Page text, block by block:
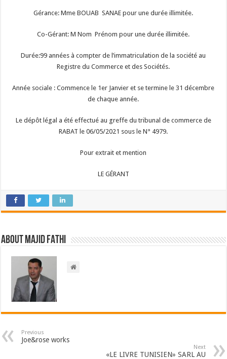
Gérance: Mme BOUAB SANAE pour une durée illimitée.
Co-Gérant: M Nom Prénom pour une durée illimitée.
Durée:99 années à compter de l’immatriculation de la société au
Registre du Commerce et des Sociétés.
Année sociale : Commence le 1er Janvier et se termine le 31 décembre
de chaque année.
Le dépôt légal a été effectué au greffe du tribunal de commerce de
RABAT le 06/05/2021 sous le N° 4979.
Pour extrait et mention
LE GÉRANT
About Majid FATHI
Previous
Joe&rose works
Next
«LE LIVRE TUNISIEN» SARL AU